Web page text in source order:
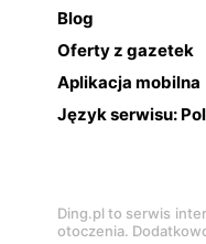
Blog
Oferty z gazetek
Aplikacja mobilna
Język serwisu:
Ding.pl to serwis
otoczenia.